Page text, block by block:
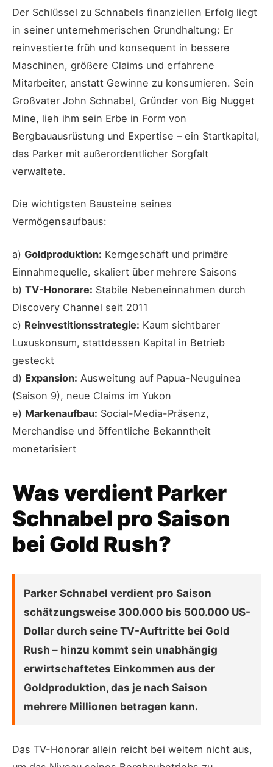
Der Schlüssel zu Schnabels finanziellen Erfolg liegt
in seiner unternehmerischen Grundhaltung: Er
reinvestierte früh und konsequent in bessere
Maschinen, größere Claims und erfahrene
Mitarbeiter, anstatt Gewinne zu konsumieren. Sein
Großvater John Schnabel, Gründer von Big Nugget
Mine, lieh ihm sein Erbe in Form von
Bergbauausrüstung und Expertise – ein Startkapital,
das Parker mit außerordentlicher Sorgfalt
verwaltete.
Die wichtigsten Bausteine seines
Vermögensaufbaus:
a) Goldproduktion: Kerngeschäft und primäre
Einnahmequelle, skaliert über mehrere Saisons
b) TV-Honorare: Stabile Nebeneinnahmen durch
Discovery Channel seit 2011
c) Reinvestitionsstrategie: Kaum sichtbarer
Luxuskonsum, stattdessen Kapital in Betrieb
gesteckt
d) Expansion: Ausweitung auf Papua-Neuguinea
(Saison 9), neue Claims im Yukon
e) Markenaufbau: Social-Media-Präsenz,
Merchandise und öffentliche Bekanntheit
monetarisiert
Was verdient Parker
Schnabel pro Saison
bei Gold Rush?
Parker Schnabel verdient pro Saison
schätzungsweise 300.000 bis 500.000 US-
Dollar durch seine TV-Auftritte bei Gold
Rush – hinzu kommt sein unabhängig
erwirtschaftetes Einkommen aus der
Goldproduktion, das je nach Saison
mehrere Millionen betragen kann.
Das TV-Honorar allein reicht bei weitem nicht aus,